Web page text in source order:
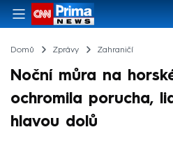
Domů Zprávy Zahraničí
Noční můra na
ochromila porucha,
hlavou dolů